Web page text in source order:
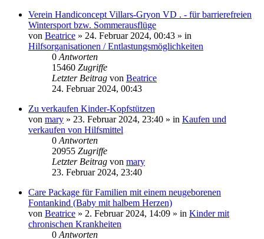
Verein Handiconcept Villars-Gryon VD . - für barrierefreien
Wintersport bzw. Sommerausflüge
von Beatrice » 24. Februar 2024, 00:43 » in
Hilfsorganisationen / Entlastungsmöglichkeiten
0 Antworten
15460 Zugriffe
Letzter Beitrag von Beatrice
24. Februar 2024, 00:43
Zu verkaufen Kinder-Kopfstützen
von mary » 23. Februar 2024, 23:40 » in Kaufen und
verkaufen von Hilfsmittel
0 Antworten
20955 Zugriffe
Letzter Beitrag von mary
23. Februar 2024, 23:40
Care Package für Familien mit einem neugeborenen
Fontankind (Baby mit halbem Herzen)
von Beatrice » 2. Februar 2024, 14:09 » in Kinder mit
chronischen Krankheiten
0 Antworten